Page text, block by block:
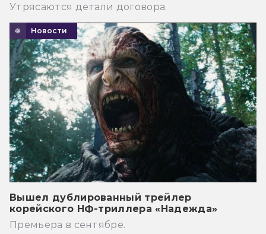
Утрясаются детали договора.
Новости
Вышел дублированный трейлер
корейского НФ-триллера «Надежда»
Премьера в сентябре.